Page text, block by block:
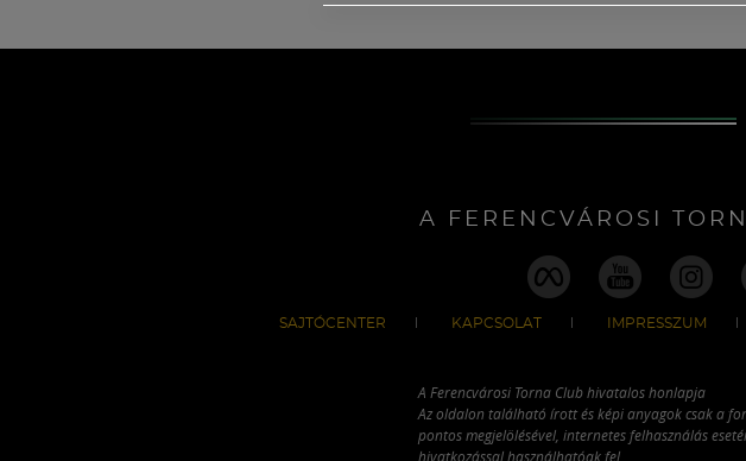
A FERENCVÁROSI
SAJTÓCENTER KAPCSOLAT IMPRESSZUM
A Ferencvárosi Torna Club hivatalos honlapja
Az oldalon található írott és képi anyagok csak a
pontos megjelölésével, internetes felhasználás
hivatkozással használhatóak fel.